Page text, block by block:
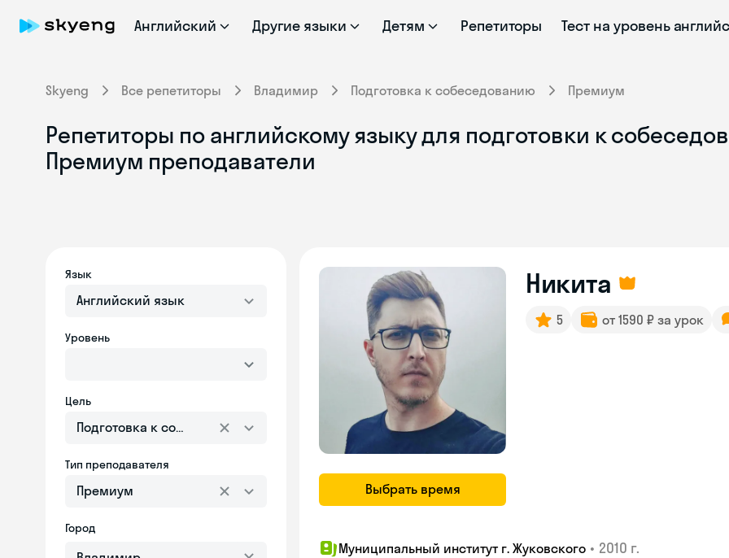
Английский Другие языки Детям Репетиторы Тест на уровень
Skyeng Все репетиторы Владимир Подготовка к собеседованию Премиум
Репетиторы по английскому языку для подготовки к
Премиум преподаватели
Язык
Английский язык
Уровень
Цель
Подготовка к собеседованию
Тип преподавателя
Премиум
Город
Выбрать время
Никита
5 от 1590 ₽ за урок
Муниципальный институт г. Жуковского • 2010 г.